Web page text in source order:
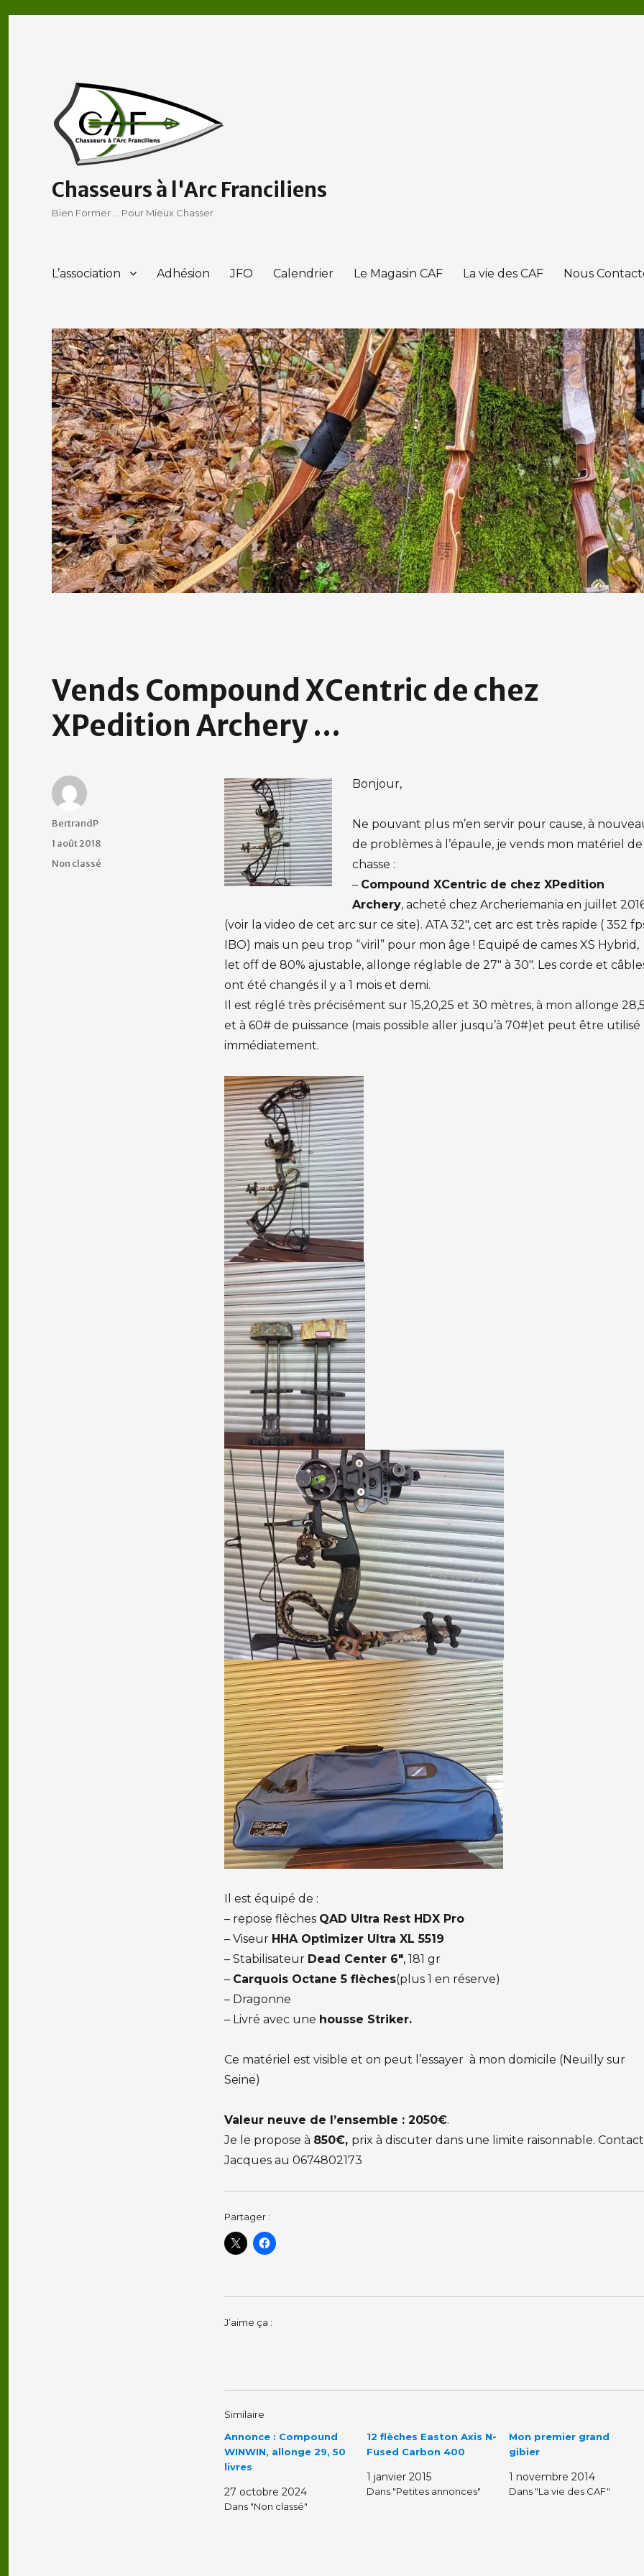
Chasseurs à l'Arc Franciliens
Bien Former … Pour Mieux Chasser
L’association Adhésion JFO Calendrier Le Magasin CAF La vie des CAF Nous
Vends Compound XCentric de chez
XPedition Archery …
Bonjour,
Ne pouvant plus m’en servir pour cause, à
de problèmes à l’épaule, je vends mon matériel de
chasse :
– Compound XCentric de chez XPedition
Archery, acheté chez Archeriemania en juillet
(voir la video de cet arc sur ce site). ATA 32″, cet arc est très rapide ( 352
IBO) mais un peu trop “viril” pour mon âge ! Equipé de cames XS Hybrid,
let off de 80% ajustable, allonge réglable de 27″ à 30″. Les corde et
ont été changés il y a 1 mois et demi.
Il est réglé très précisément sur 15,20,25 et 30 mètres, à mon allonge
et à 60# de puissance (mais possible aller jusqu’à 70#)et peut être utilisé
immédiatement.
Il est équipé de :
– repose flèches QAD Ultra Rest HDX Pro
– Viseur HHA Optimizer Ultra XL 5519
– Stabilisateur Dead Center 6″, 181 gr
– Carquois Octane 5 flèches(plus 1 en réserve)
– Dragonne
– Livré avec une housse Striker.
Ce matériel est visible et on peut l’essayer à mon domicile (Neuilly sur
Seine)
Valeur neuve de l’ensemble : 2050€.
Je le propose à 850€, prix à discuter dans une limite raisonnable.
Jacques au 0674802173
Partager :
J’aime ça :
Similaire
Annonce : Compound
WINWIN, allonge 29, 50
livres
27 octobre 2024
Dans "Non classé"
12 flèches Easton Axis N-
Fused Carbon 400
1 janvier 2015
Dans "Petites annonces"
Mon premier grand
gibier
1 novembre 2014
Dans "La vie des CAF"
Auteur
BertrandP
Publié
le
1 août 2018
Catégories
Non classé